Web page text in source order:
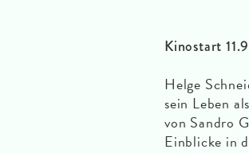
Kinostart
Helge
sein Leben
von Sandro
Einblicke in